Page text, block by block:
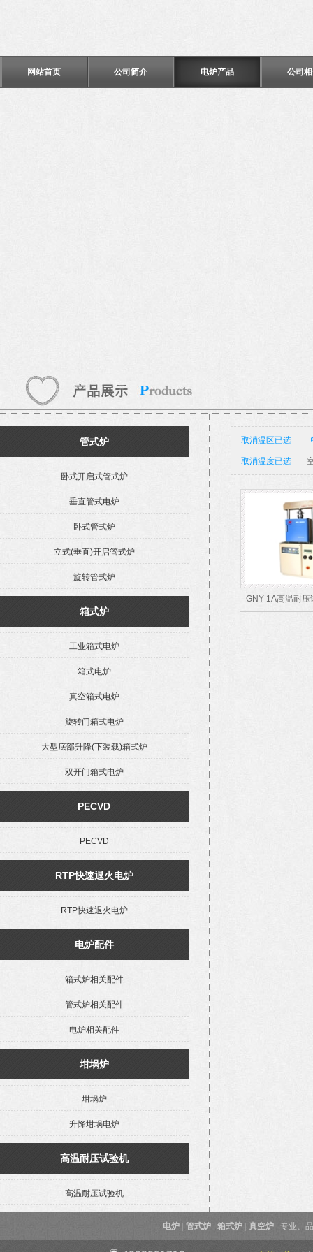
网站首页 公司简介 电炉产品 公司
管式炉
卧式开启式管式炉
垂直管式电炉
卧式管式炉
立式(垂直)开启管式炉
旋转管式炉
箱式炉
工业箱式电炉
箱式电炉
真空箱式电炉
旋转门箱式电炉
大型底部升降(下装载)箱式炉
双开门箱式电炉
PECVD
PECVD
RTP快速退火电炉
RTP快速退火电炉
电炉配件
箱式炉相关配件
管式炉相关配件
电炉相关配件
坩埚炉
坩埚炉
升降坩埚电炉
高温耐压试验机
高温耐压试验机
取消温区已选
取消温度已选
GNY-1A高温耐压
电炉 管式炉 箱式炉 真空炉 专业、